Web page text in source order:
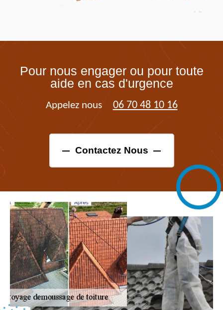
Pour nous engager ou pour toute
aide en cas d'urgence
Appelez nous 06 70 48 10 16
Contactez Nous